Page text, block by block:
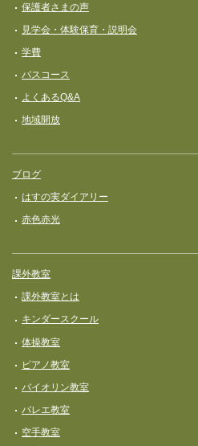
保護者さまの声
見学会・体験保育・説明会
学費
バスコース
よくあるQ&A
地域開放
ブログ
はすの実ダイアリー
赤色赤光
課外教室
課外教室とは
キンダースクール
体操教室
ピアノ教室
バイオリン教室
バレエ教室
空手教室